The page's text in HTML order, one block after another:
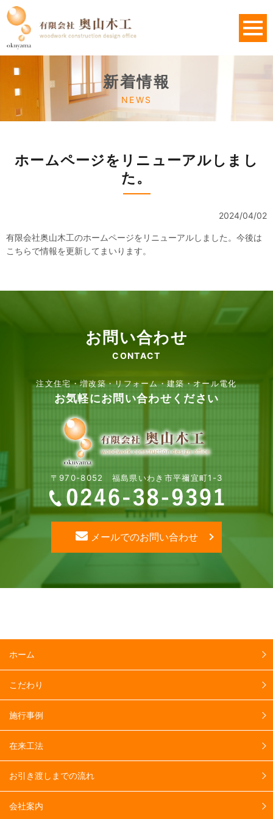
新着情報
NEWS
ホームページをリニューアルしまし
た。
2024/04/02
有限会社奥山木工のホームページをリニューアルしました。今後は
こちらで情報を更新してまいります。
お問い合わせ
CONTACT
注文住宅・増改築・リフォーム・建築・オール電化
お気軽にお問い合わせください
〒970-8052 福島県いわき市平禰宜町1-3
メールでのお問い合わせ
ホーム
こだわり
施行事例
在来工法
お引き渡しまでの流れ
会社案内